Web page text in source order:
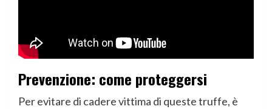
Prevenzione: come proteggersi
Per evitare di cadere vittima di queste truffe, è